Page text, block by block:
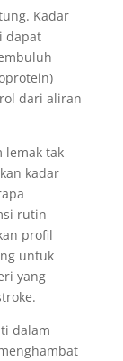
Kadar
dapat
dari aliran
lemak tak
kadar
rutin
profil
untuk
yang
dalam